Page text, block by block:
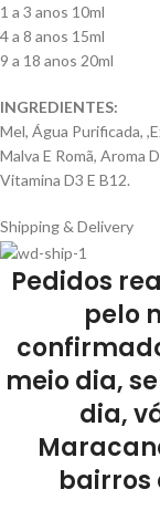
1 a 3 anos 10ml
4 a 8 anos 15ml
9 a 18 anos 20ml
INGREDIENTES:
Mel, Água Purificada,
Malva E Romã, Aroma
Vitamina D3 E B12.
Shipping & Delivery
Pedidos
pelo
meio dia,
dia,
bairros